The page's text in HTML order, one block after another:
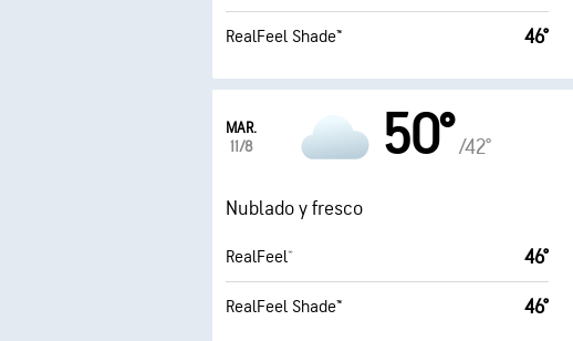
RealFeel Shade™ 46°
MAR.
11/8
50° /42°
Nublado y fresco
RealFeel® 46°
RealFeel Shade™ 46°